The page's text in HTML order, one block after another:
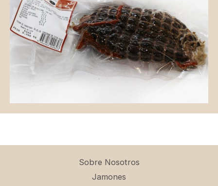
Sobre Nosotros
Jamones